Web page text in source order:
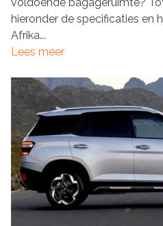
hieronder de specificaties en
Afrika...
Lees meer